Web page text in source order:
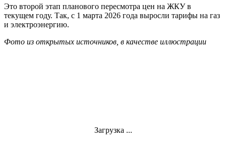
Это второй этап планового пересмотра цен на ЖКУ в
текущем году. Так, с 1 марта 2026 года выросли тарифы на газ
и электроэнергию.
Фото из открытых источников, в качестве иллюстрации
Загрузка ...